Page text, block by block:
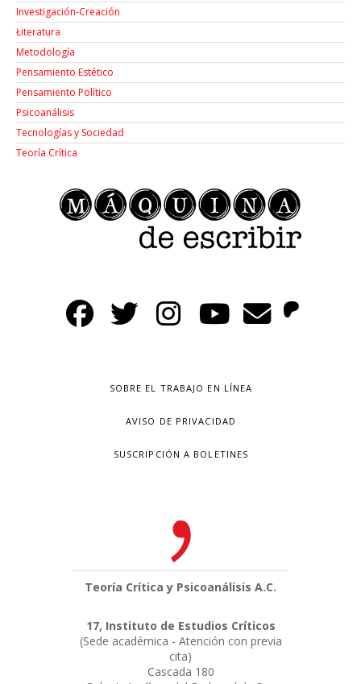
Investigación-Creación
Łiteratura
Metodología
Pensamiento Estético
Pensamiento Político
Psicoanálisis
Tecnologías y Sociedad
Teoría Crítica
SOBRE EL TRABAJO EN LÍNEA
AVISO DE PRIVACIDAD
SUSCRIPCIÓN A BOLETINES
Teoría Crítica y Psicoanálisis A.C.
17, Instituto de Estudios Críticos
(Sede académica - Atención con previa
cita)
Cascada 180